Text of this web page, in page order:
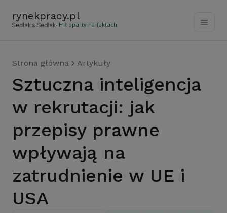
rynekpracy.pl
- HR oparty na faktach
Strona główna Artykuły
Sztuczna inteligencja
w rekrutacji: jak
przepisy prawne
wpływają na
zatrudnienie w UE i
USA